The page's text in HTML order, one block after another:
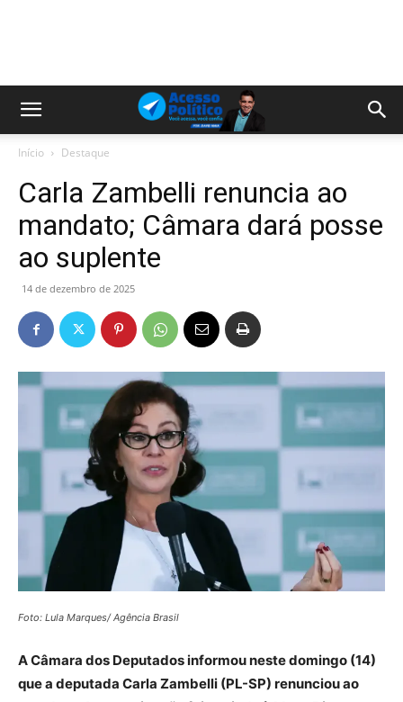
Início Destaque
Carla Zambelli renuncia ao
mandato; Câmara dará posse
ao suplente
14 de dezembro de 2025
Foto: Lula Marques/ Agência Brasil
A Câmara dos Deputados informou neste domingo (14)
que a deputada Carla Zambelli (PL-SP) renunciou ao